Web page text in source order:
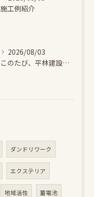
施工例紹介
2026/08/03
このたび、平林建設では、お子さまが木とふれあい・木について学...
ダンドリワーク
エクステリア
地域活性 蓄電池